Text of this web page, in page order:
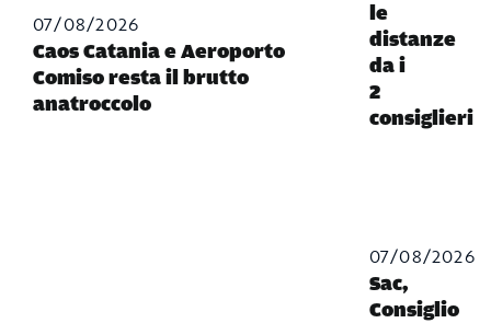
07/08/2026
Caos Catania e Aeroporto
Comiso resta il brutto
anatroccolo
le
distanze
da i
2
consiglieri
07/08/2026
Sac,
Consiglio